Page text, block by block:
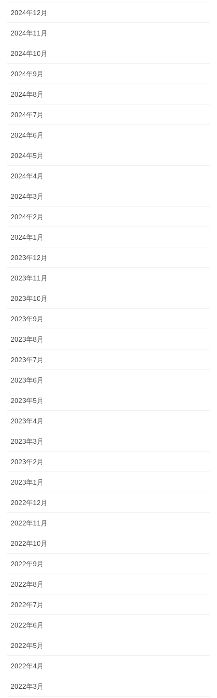
2024年12月
2024年11月
2024年10月
2024年9月
2024年8月
2024年7月
2024年6月
2024年5月
2024年4月
2024年3月
2024年2月
2024年1月
2023年12月
2023年11月
2023年10月
2023年9月
2023年8月
2023年7月
2023年6月
2023年5月
2023年4月
2023年3月
2023年2月
2023年1月
2022年12月
2022年11月
2022年10月
2022年9月
2022年8月
2022年7月
2022年6月
2022年5月
2022年4月
2022年3月